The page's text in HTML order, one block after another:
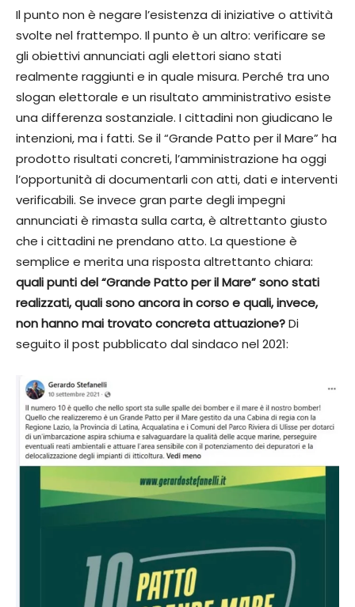
Il punto non è negare l’esistenza di iniziative o attività
svolte nel frattempo. Il punto è un altro: verificare se
gli obiettivi annunciati agli elettori siano stati
realmente raggiunti e in quale misura. Perché tra uno
slogan elettorale e un risultato amministrativo esiste
una differenza sostanziale. I cittadini non giudicano le
intenzioni, ma i fatti. Se il “Grande Patto per il Mare” ha
prodotto risultati concreti, l’amministrazione ha oggi
l’opportunità di documentarli con atti, dati e interventi
verificabili. Se invece gran parte degli impegni
annunciati è rimasta sulla carta, è altrettanto giusto
che i cittadini ne prendano atto. La questione è
semplice e merita una risposta altrettanto chiara:
quali punti del “Grande Patto per il Mare” sono stati
realizzati, quali sono ancora in corso e quali, invece,
non hanno mai trovato concreta attuazione?Di
seguito il post pubblicato dal sindaco nel 2021: